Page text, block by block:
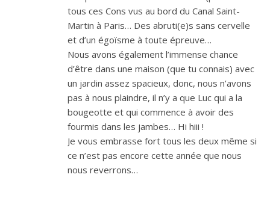
tous ces Cons vus au bord du Canal Saint-
Martin à Paris… Des abruti(e)s sans cervelle
et d’un égoïsme à toute épreuve…
Nous avons également l’immense chance
d’être dans une maison (que tu connais) avec
un jardin assez spacieux, donc, nous n’avons
pas à nous plaindre, il n’y a que Luc qui a la
bougeotte et qui commence à avoir des
fourmis dans les jambes… Hi hiii !
Je vous embrasse fort tous les deux même si
ce n’est pas encore cette année que nous
nous reverrons…